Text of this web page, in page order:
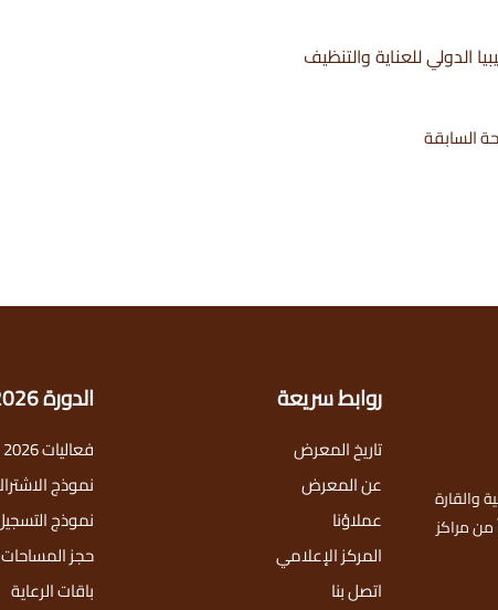
الدولي للعناية والتنظيف
السابقة
والقارة
من مراكز
روابط سريعة
تاريخ المعرض
عن المعرض
عملاؤنا
المركز الإعلامي
اتصل بنا
الدورة 2026
فعاليات 2026
نموذج
نموذج
حجز المساحات
باقات الرعاية